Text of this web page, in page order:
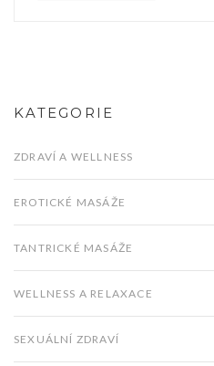
KATEGORIE
ZDRAVÍ A WELLNESS
EROTICKÉ MASÁŽE
TANTRICKÉ MASÁŽE
WELLNESS A RELAXACE
SEXUÁLNÍ ZDRAVÍ